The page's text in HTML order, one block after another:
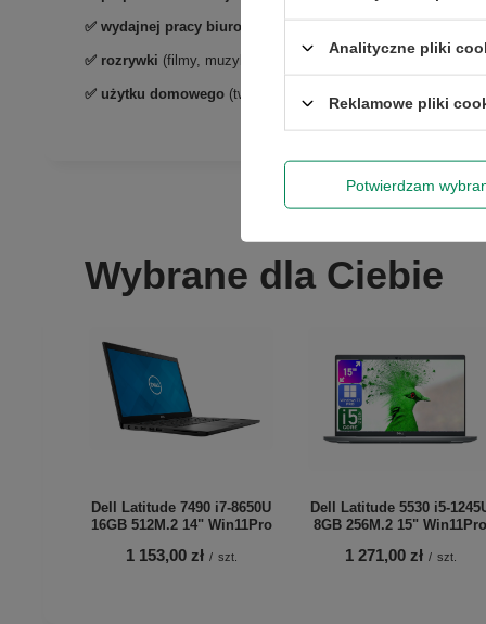
✅ wydajnej pracy biurowej (obsługa programów
✅ rozrywki (filmy, muzyka)
✅ użytku domowego (tworzenie i wydruk dokumentów,
Wybrane dla Ciebie
Dell Latitude 7490 i7-8650U
16GB 512M.2 14" Win11Pro
1 153,00 zł / szt.
Dell Latitude 5530 i5-
8GB 256M.2 15" Win11Pro
1 271,00 zł / szt.
Analityczne pliki
Reklamowe pliki
Potwierdzam